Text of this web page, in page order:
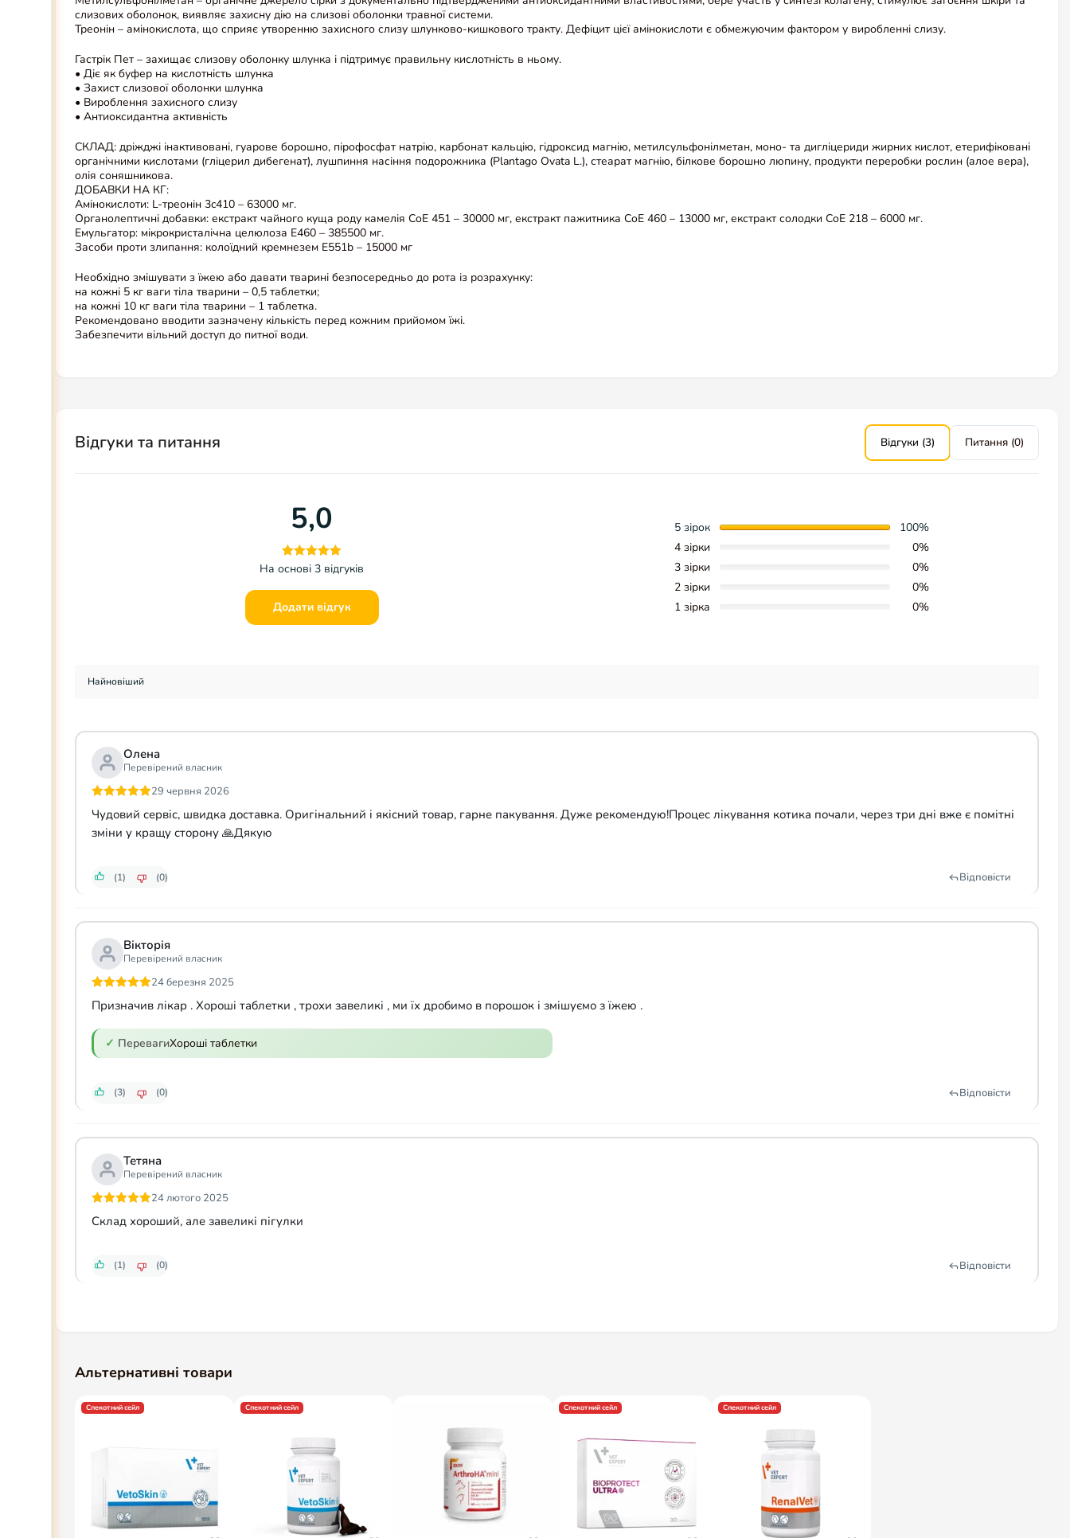
слизових оболонок, виявляє захисну дію на слизові оболонки травної системи.
Треонін – амінокислота, що сприяє утворенню захисного слизу шлунково-кишкового тракту. Дефіцит цієї амінокислоти є обмежуючим фактором у виробленні слизу.
Гастрік Пет – захищає слизову оболонку шлунка і підтримує правильну кислотність в ньому.
• Діє як буфер на кислотність шлунка
• Захист слизової оболонки шлунка
• Вироблення захисного слизу
• Антиоксидантна активність
СКЛАД: дріжджі інактивовані, гуарове борошно, пірофосфат натрію, карбонат кальцію, гідроксид магнію, метилсульфонілметан, моно- та дигліцериди жирних кислот, етерифіковані
органічними кислотами (гліцерил дибегенат), лушпиння насіння подорожника (Plantago Ovata L.), стеарат магнію, білкове борошно люпину, продукти переробки рослин (алое вера),
олія соняшникова.
ДОБАВКИ НА КГ:
Амінокислоти: L-треонін 3c410 – 63000 мг.
Органолептичні добавки: екстракт чайного куща роду камелія CoE 451 – 30000 мг, екстракт пажитника CoE 460 – 13000 мг, екстракт солодки CoE 218 – 6000 мг.
Емульгатор: мікрокристалічна целюлоза Е460 – 385500 мг.
Засоби проти злипання: колоїдний кремнезем E551b – 15000 мг
Необхідно змішувати з їжею або давати тварині безпосередньо до рота із розрахунку:
на кожні 5 кг ваги тіла тварини – 0,5 таблетки;
на кожні 10 кг ваги тіла тварини – 1 таблетка.
Рекомендовано вводити зазначену кількість перед кожним прийомом їжі.
Забезпечити вільний доступ до питної води.
Відгуки та питання Відгуки (3) Питання (0)
5,0
На основі 3 відгуків
Додати відгук
5 зірок
100%
4 зірки
0%
3 зірки
0%
2 зірки
0%
1 зірка
0%
Олена
Перевірений власник
Оцінено в
з 5
29 червня 2026
Чудовий сервіс, швидка доставка. Оригінальний і якісний товар, гарне пакування. Дуже рекомендую!Процес лікування котика почали, через три дні вже є помітні
зміни у кращу сторону 🙏Дякую
(1) (0) Відповісти
Вікторія
Перевірений власник
Оцінено в
з 5
24 березня 2025
Призначив лікар . Хороші таблетки , трохи завеликі , ми їх дробимо в порошок і змішуємо з їжею .
ПеревагиХороші таблетки
(3) (0) Відповісти
Тетяна
Перевірений власник
з 5
24 лютого 2025
Склад хороший, але завеликі пігулки
(1) (0) Відповісти
Альтернативні товари